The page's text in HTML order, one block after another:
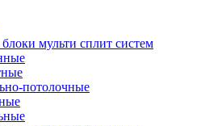
мульти сплит систем
потолочные